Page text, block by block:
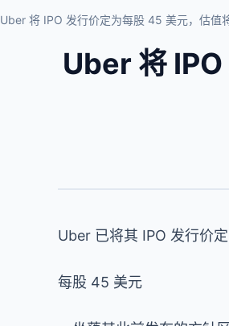
Uber 将 IPO 发行价定为每股 45 美元，估值
Uber 将
Uber 已将其 IPO 发行价
每股 45 美元